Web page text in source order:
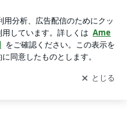
新通知
を受け取りまし
開く